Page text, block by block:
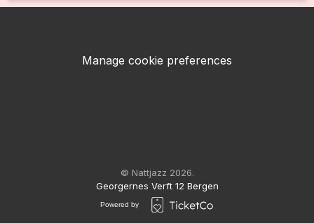
Manage cookie preferences
© Nattjazz 2026.
Georgernes Verft 12 Bergen
Powered by